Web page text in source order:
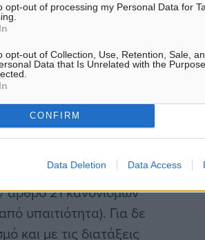
opt-out of processing my Personal Data for
opt-out of Collection, Use, Retention, Sale,
Data that Is Unrelated with the
CONFIRM
Data Deletion Data Access
με νέα
ορίζει το άρθρο 47 των
για την ήττα-
από ομάδα που
άρθρο 21 κανονισμών
υπαιτιότητα). Για δε
και με τις διατάξεις